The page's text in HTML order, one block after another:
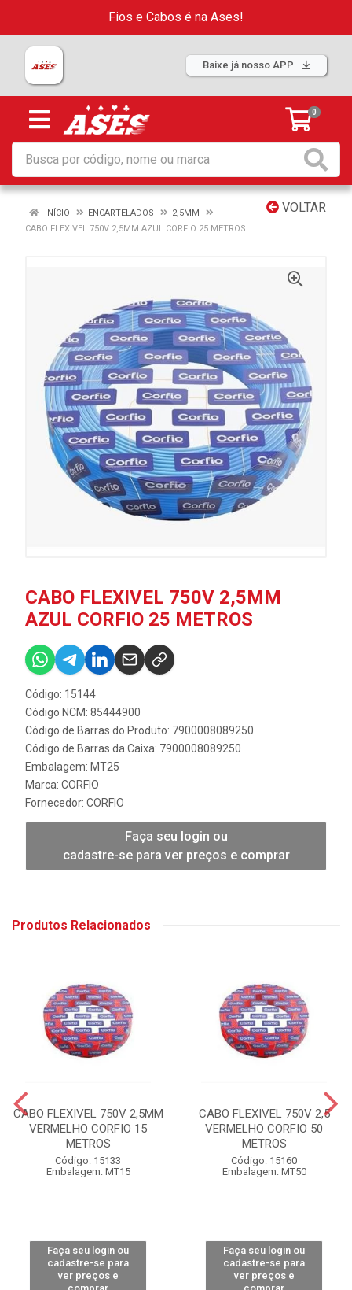
Fios e Cabos é na Ases!
Baixe já nosso APP
0
VOLTAR
INÍCIO ENCARTELADOS
2,5MM
CABO FLEXIVEL 750V 2,5MM AZUL CORFIO 25 METROS
CABO FLEXIVEL 750V 2,5MM
AZUL CORFIO 25 METROS
Código: 15144
Código NCM: 85444900
Código de Barras do Produto: 7900008089250
Código de Barras da Caixa: 7900008089250
Embalagem: MT25
Marca: CORFIO
Fornecedor: CORFIO
Faça seu login ou
cadastre-se para ver preços e comprar
Produtos Relacionados
CABO FLEXIVEL 750V 2,5MM
VERMELHO CORFIO 15
METROS
Código: 15133
Embalagem: MT15
Faça seu login ou
cadastre-se para
ver preços e
CABO FLEXIVEL 750V 2,5
VERMELHO CORFIO 50
METROS
Código: 15160
Embalagem: MT50
Faça seu login ou
cadastre-se para
ver preços e